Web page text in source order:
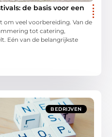
de basis voor een
om veel voorbereiding. Van de
tot catering,
Eén van de belangrijkste
BEDRIJVEN